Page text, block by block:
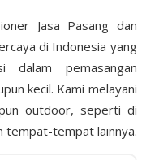
Jasa Pasang dan
di Indonesia yang
dalam pemasangan
kecil. Kami melayani
outdoor, seperti di
tempat-tempat lainnya.